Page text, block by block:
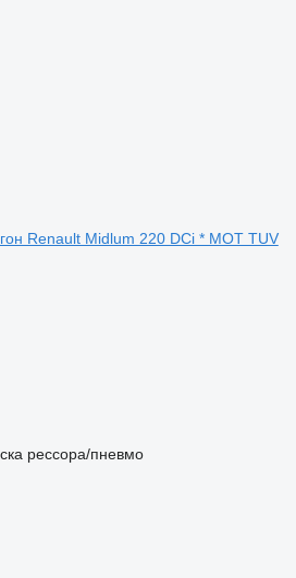
Renault Midlum 220 DCi * MOT TUV
рессора/пневмо